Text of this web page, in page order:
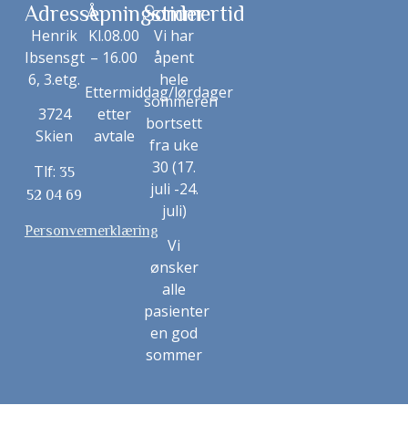
Adresse
Henrik
Ibsensgt
6, 3.etg.
3724
Skien
Tlf: 35
52 04 69
Personvernerklæring
Åpningstider
Kl.08.00
– 16.00
Ettermiddag/lørdager
etter
avtale
Sommertid
Vi har
åpent
hele
sommeren
bortsett
fra uke
30 (17.
juli -24.
juli)
Vi
ønsker
alle
pasienter
en god
sommer